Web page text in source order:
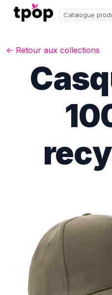
Catalogue
← Retour aux collections